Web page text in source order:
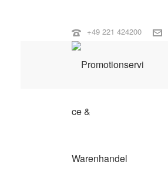
+49 221 424200